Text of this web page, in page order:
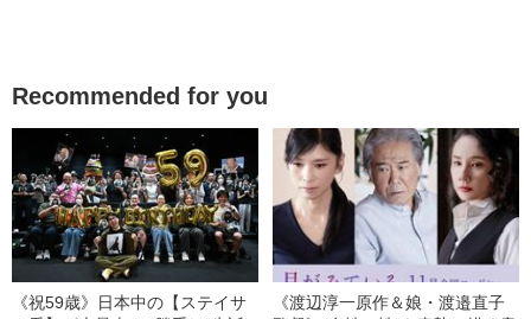
Recommended for you
《祝59歳》日本中の【ステイサ
《渡辺淳一原作＆娘・渡邉直子